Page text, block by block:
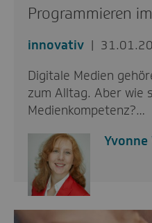
Programmieren
innovativ
Digitale Medien
zum Alltag. Aber wie
Medienkompetenz?…
Yvonne